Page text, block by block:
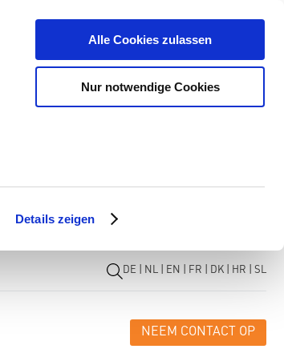
Details zeigen
Alle Cookies zulassen
Nur notwendige Cookies
DE NL EN FR DK HR SL
NEEM CONTACT OP